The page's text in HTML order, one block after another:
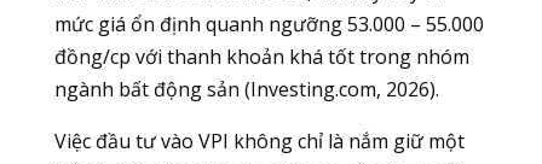
mức giá ổn định quanh ngưỡng 53.000 – 55.000
đồng/cp với thanh khoản khá tốt trong nhóm
ngành bất động sản (Investing.com, 2026).
Việc đầu tư vào VPI không chỉ là nắm giữ một